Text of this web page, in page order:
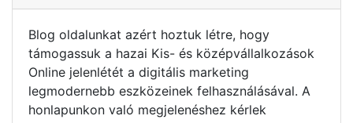
Blog oldalunkat azért hoztuk létre, hogy
támogassuk a hazai Kis- és középvállalkozások
Online jelenlétét a digitális marketing
legmodernebb eszközeinek felhasználásával. A
honlapunkon való megjelenéshez kérlek